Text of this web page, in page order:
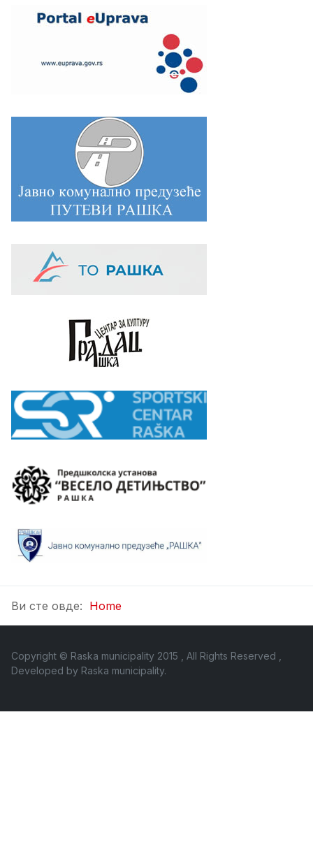
Ви сте овде: Home
Copyright © Raska municipality 2015 , All Rights Reserved ,
Developed by Raska municipality.